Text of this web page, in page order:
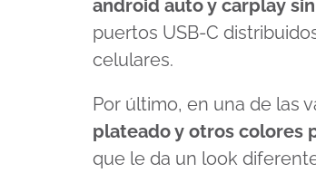
android auto y carplay
puertos USB-C
celulares.
Por último, en una de las
plateado y otros colores
que le da un look